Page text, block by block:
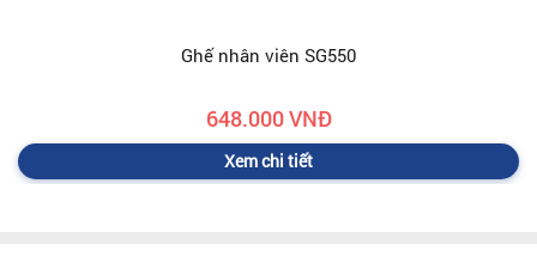
Ghế nhân viên SG550
648.000 VNĐ
Xem chi tiết